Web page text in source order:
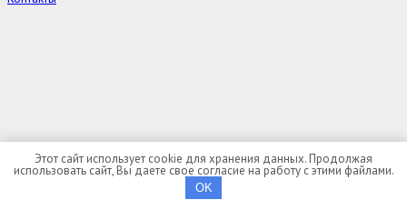
Белгородская область
Брянская область
Этот сайт использует cookie для хранения данных. Продолжая
использовать сайт, Вы даете свое согласие на работу с этими файлами.
OK